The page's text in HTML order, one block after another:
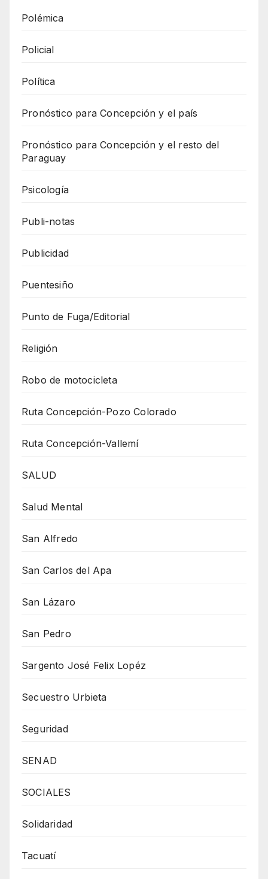
Polémica
Policial
Política
Pronóstico para Concepción y el país
Pronóstico para Concepción y el resto del
Paraguay
Psicología
Publi-notas
Publicidad
Puentesiño
Punto de Fuga/Editorial
Religión
Robo de motocicleta
Ruta Concepción-Pozo Colorado
Ruta Concepción-Vallemí
SALUD
Salud Mental
San Alfredo
San Carlos del Apa
San Lázaro
San Pedro
Sargento José Felix Lopéz
Secuestro Urbieta
Seguridad
SENAD
SOCIALES
Solidaridad
Tacuatí